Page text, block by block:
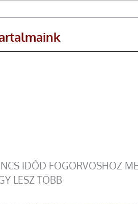
IDŐD FOGORVOSHOZ
LESZ TÖBB